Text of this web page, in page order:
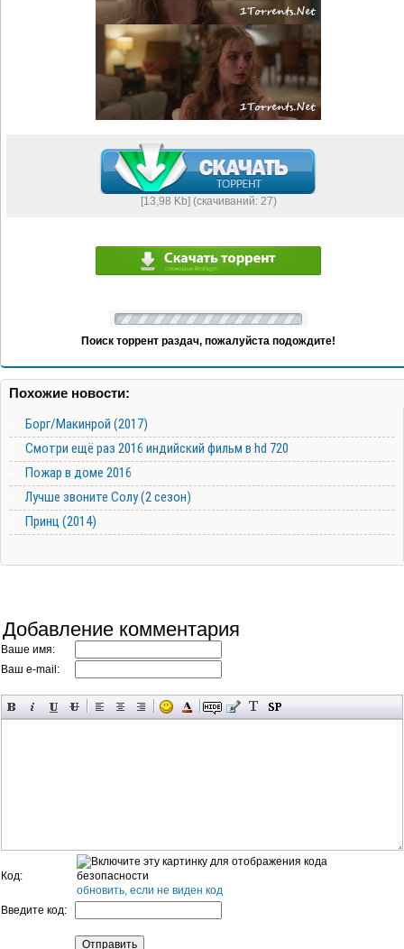
[13,98 Kb] (cкачиваний: 27)
Поиск торрент раздач, пожалуйста подождите!
Похожие новости:
Борг/Макинрой (2017)
Смотри ещё раз 2016 индийский фильм в hd 720
Пожар в доме 2016
Лучше звоните Солу (2 сезон)
Принц (2014)
Добавление комментария
Ваше имя:
Ваш e-mail:
Код:
обновить, если не виден код
Введите код: